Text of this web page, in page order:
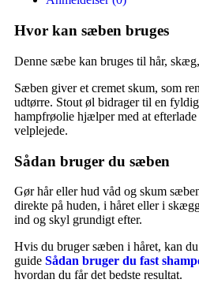
Hvor kan sæben bruges
Denne sæbe kan bruges til hår,
Sæben giver et cremet skum, som
udtørre. Stout øl bidrager til en
hampfrøolie hjælper med at
velplejede.
Sådan bruger du sæben
Gør hår eller hud våd og skum
direkte på huden, i håret eller i
ind og skyl grundigt efter.
Hvis du bruger sæben i håret, kan
guide Sådan bruger du fast
hvordan du får det bedste resultat.